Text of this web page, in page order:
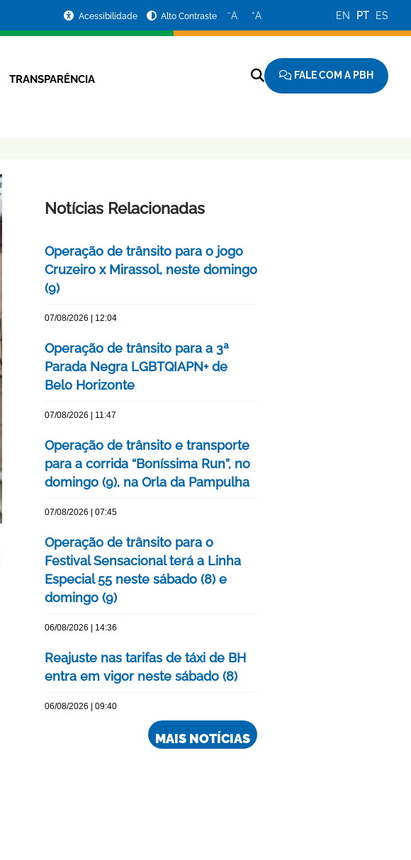
Acessibilidade Alto Contraste −A +A EN PT ES
TRANSPARÊNCIA FALE COM A PBH
Notícias Relacionadas
Operação de trânsito para o jogo
Cruzeiro x Mirassol, neste domingo
(9)
07/08/2026 | 12:04
Operação de trânsito para a 3ª
Parada Negra LGBTQIAPN+ de
Belo Horizonte
07/08/2026 | 11:47
Operação de trânsito e transporte
para a corrida “Boníssima Run”, no
domingo (9), na Orla da Pampulha
07/08/2026 | 07:45
Operação de trânsito para o
Festival Sensacional terá a Linha
Especial 55 neste sábado (8) e
domingo (9)
06/08/2026 | 14:36
Reajuste nas tarifas de táxi de BH
entra em vigor neste sábado (8)
06/08/2026 | 09:40
MAIS NOTÍCIAS